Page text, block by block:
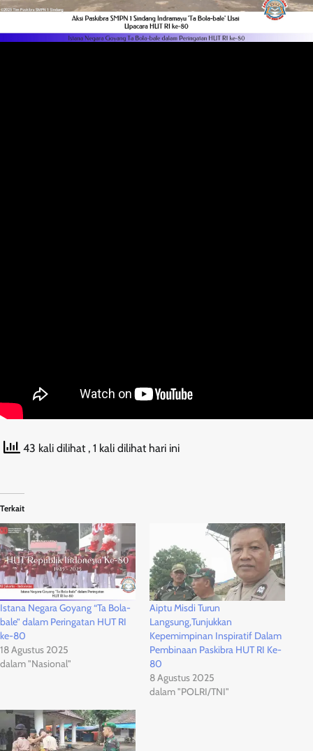
43 kali dilihat , 1 kali dilihat hari ini
Terkait
Istana Negara Goyang “Ta Bola-
bale” dalam Peringatan HUT RI
ke-80
18 Agustus 2025
dalam "Nasional"
Aiptu Misdi Turun
Langsung,Tunjukkan
Kepemimpinan Inspiratif Dalam
Pembinaan Paskibra HUT RI Ke-
80
8 Agustus 2025
dalam "POLRI/TNI"